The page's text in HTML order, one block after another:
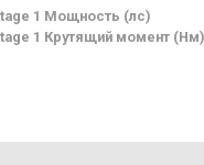
1 Мощность (лс)
1 Крутящий момент (Нм)